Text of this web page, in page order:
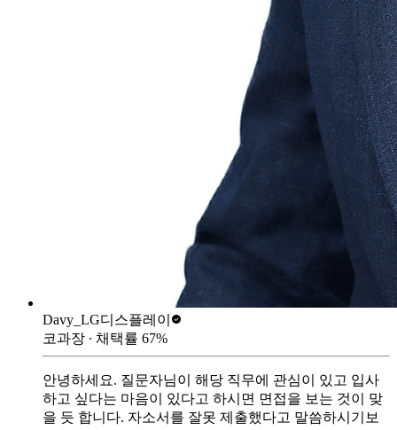
Davy_ LG디스플레이
코과장 ∙ 채택률 67%
안녕하세요. 질문자님이 해당 직무에 관심이 있고 입사
하고 싶다는 마음이 있다고 하시면 면접을 보는 것이 맞
을 듯 합니다. 자소서를 잘못 제출했다고 말씀하시기보